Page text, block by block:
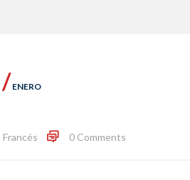
ENERO
Francés 0 Comments